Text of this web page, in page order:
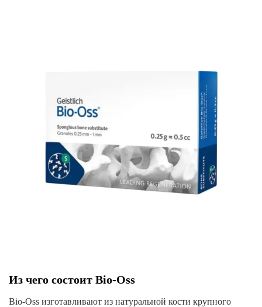
Из чего состоит Bio-Oss
Bio-Oss изготавливают из натуральной кости крупного